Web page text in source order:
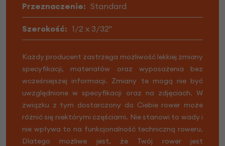
Przeznaczenie: Standard
Szerokość: 1/2 x 3/32"
Każdy producent zastrzega możliwość lekkiej zmiany
specyfikacji, materiałów oraz wyposażenia bez
wcześniejszej informacji. Zmiany te mogą nie być
uwzględnione w specyfikacji oraz na zdjęciach. W
związku z tym dostarczony do Ciebie rower może
różnić się niektórymi częściami. Nie stanowi to wady i
nie wpływa to na funkcjonalność techniczną roweru.
Dlatego możliwe jest, że Twój rower jest